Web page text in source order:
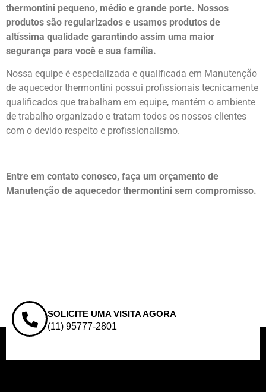
thermontini pequeno, médio e grande porte. Nossos
produtos são regularizados e usamos produtos de
altíssima qualidade garantindo assim uma maior
segurança para você e sua família.
Nossa equipe é especializada e qualificada em Manutenção
de aquecedor thermontini possui profissionais tecnicamente
qualificados que trabalham em equipe, mantém o ambiente
de trabalho organizado e tratam todos os nossos clientes
com o devido respeito e profissionalismo.
Entre em contato conosco, faça um orçamento de
Manutenção de aquecedor thermontini sem compromisso.
SOLICITE UMA VISITA AGORA
(11) 95777-2801